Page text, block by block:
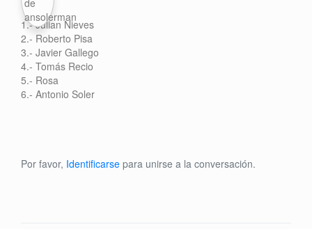
1.- Julian Nieves
2.- Roberto Pisa
3.- Javier Gallego
4.- Tomás Recio
5.- Rosa
6.- Antonio Soler
Por favor, Identificarse para unirse a la conversación.